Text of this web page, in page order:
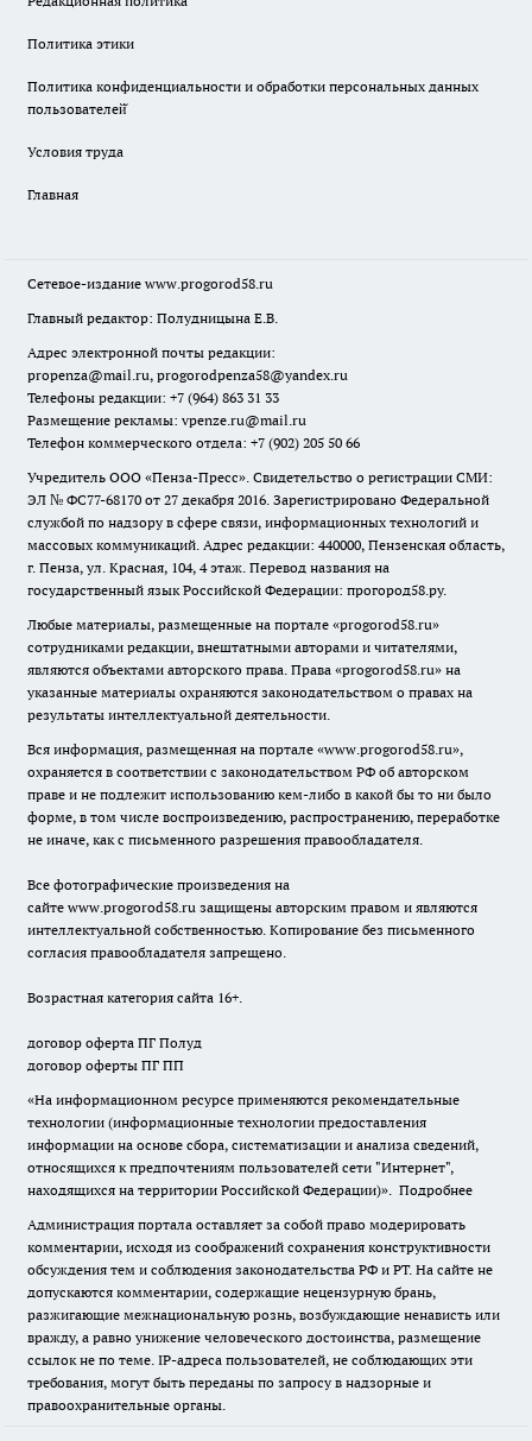
Политика этики
Политика конфиденциальности и обработки персональных данных
пользователей̆
Условия труда
Главная
Сетевое-издание www.progorod58.ru
Главный редактор: Полудницына Е.В.
Адрес электронной почты редакции:
propenza@mail.ru, progorodpenza58@yandex.ru
Телефоны редакции: +7 (964) 863 31 33
Размещение рекламы: vpenze.ru@mail.ru
Телефон коммерческого отдела: +7 (902) 205 50 66
Учредитель ООО «Пенза-Пресс». Свидетельство о регистрации СМИ:
ЭЛ № ФС77-68170 от 27 декабря 2016. Зарегистрировано Федеральной
службой по надзору в сфере связи, информационных технологий и
массовых коммуникаций. Адрес редакции: 440000, Пензенская область,
г. Пенза, ул. Красная, 104, 4 этаж. Перевод названия на
государственный язык Российской Федерации: прогород58.ру.
Любые материалы, размещенные на портале «progorod58.ru»
сотрудниками редакции, внештатными авторами и читателями,
являются объектами авторского права. Права «progorod58.ru» на
указанные материалы охраняются законодательством о правах на
результаты интеллектуальной деятельности.
Вся информация, размещенная на портале «www.progorod58.ru»,
охраняется в соответствии с законодательством РФ об авторском
праве и не подлежит использованию кем-либо в какой бы то ни было
форме, в том числе воспроизведению, распространению, переработке
не иначе, как с письменного разрешения правообладателя.
Все фотографические произведения на
сайте www.progorod58.ru защищены авторским правом и являются
интеллектуальной собственностью. Копирование без письменного
согласия правообладателя запрещено.
Возрастная категория сайта 16+.
договор оферта ПГ Полуд
договор оферты ПГ ПП
«На информационном ресурсе применяются рекомендательные
технологии (информационные технологии предоставления
информации на основе сбора, систематизации и анализа сведений,
относящихся к предпочтениям пользователей сети "Интернет",
находящихся на территории Российской Федерации)». Подробнее
Администрация портала оставляет за собой право модерировать
комментарии, исходя из соображений сохранения конструктивности
обсуждения тем и соблюдения законодательства РФ и РТ. На сайте не
допускаются комментарии, содержащие нецензурную брань,
разжигающие межнациональную рознь, возбуждающие ненависть или
вражду, а равно унижение человеческого достоинства, размещение
ссылок не по теме. IP-адреса пользователей, не соблюдающих эти
требования, могут быть переданы по запросу в надзорные и
правоохранительные органы.